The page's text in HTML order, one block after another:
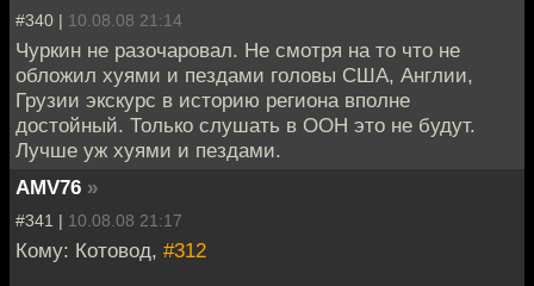
#340 | 10.08.08 21:14
Чуркин не разочаровал. Не смотря на то что не
обложил хуями и пездами головы США, Англии,
Грузии экскурс в историю региона вполне
достойный. Только слушать в ООН это не будут.
Лучше уж хуями и пездами.
AMV76 »
#341 | 10.08.08 21:17
Кому: Котовод, #312